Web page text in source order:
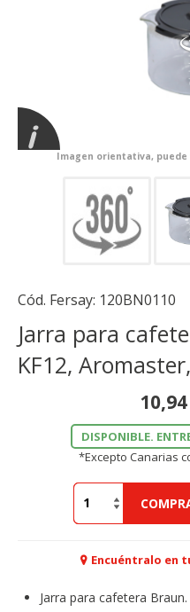
Imagen orientativa,
Cód. Fersay: 120BN0110
Jarra para
KF12,
10,94
DISPONIBLE.
*Excepto Canarias
Encuéntralo en
Jarra para cafetera Braun.